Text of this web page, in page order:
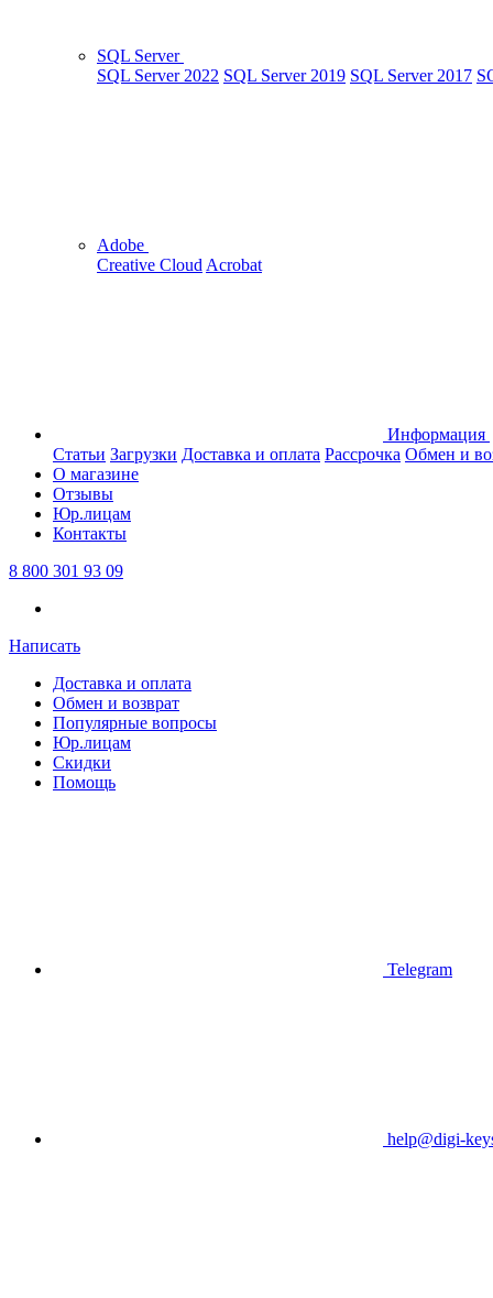
SQL Server
SQL Server 2022 SQL Server 2019 SQL Server 2017
Adobe
Creative Cloud Acrobat
Информация
Статьи Загрузки Доставка и оплата Рассрочка Обмен и
О магазине
Отзывы
Юр.лицам
Контакты
8 800 301 93 09
Написать
Доставка и оплата
Обмен и возврат
Популярные вопросы
Юр.лицам
Скидки
Помощь
Telegram
help@digi-